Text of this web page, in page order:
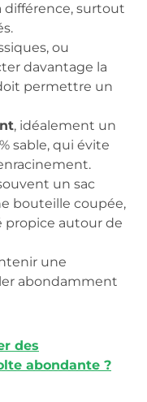
différence, surtout
ou
davantage la
permettre un
, idéalement un
sable, qui évite
un sac
bouteille coupée,
autour de
une
abondamment
des
abondante ?